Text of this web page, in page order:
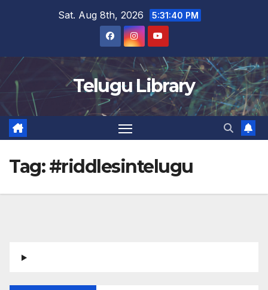
Sat. Aug 8th, 2026 5:31:40 PM
Telugu Library
Tag:#riddlesintelugu